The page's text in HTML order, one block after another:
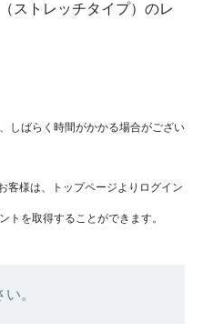
ストレッチタイプ）のレ
しばらく時間がかかる場合がござい
客様は、トップページよりログイン
トを取得することができます。
。